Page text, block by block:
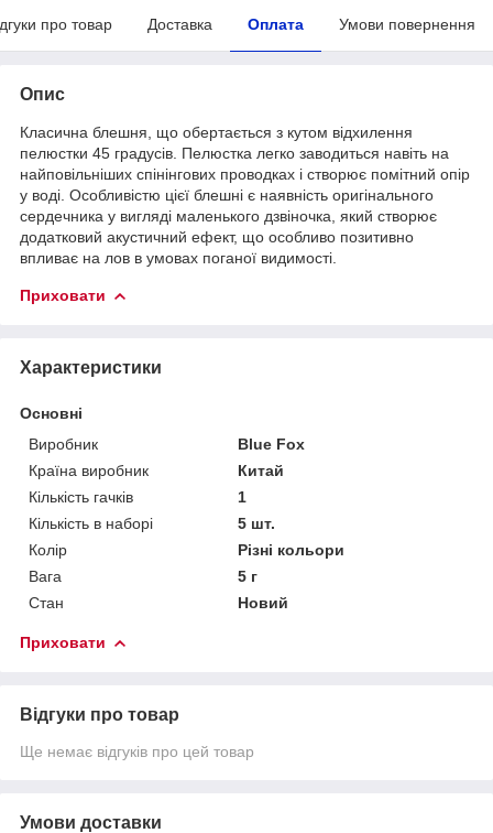
про товар Доставка Оплата Умови повернення
Опис
Класична блешня, що обертається з кутом відхилення
пелюстки 45 градусів. Пелюстка легко заводиться навіть на
найповільніших спінінгових проводках і створює помітний опір
у воді. Особливістю цієї блешні є наявність оригінального
сердечника у вигляді маленького дзвіночка, який створює
додатковий акустичний ефект, що особливо позитивно
впливає на лов в умовах поганої видимості.
Приховати
Характеристики
Основні
Виробник
Blue Fox
Країна виробник
Китай
Кількість гачків
1
Кількість в наборі
5 шт.
Колір
Різні кольори
Вага
5 г
Стан
Новий
Приховати
Відгуки про товар
Ще немає відгуків про цей товар
Умови доставки